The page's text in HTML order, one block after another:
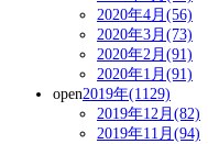
2020年4月(56)
2020年3月(73)
2020年2月(91)
2020年1月(91)
open2019年(1129)
2019年12月(82)
2019年11月(94)